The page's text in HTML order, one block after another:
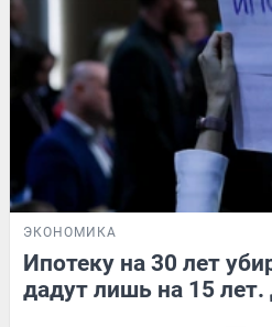
ЭКОНОМИКА
Ипотеку на 30 лет
дадут лишь на 15 лет.